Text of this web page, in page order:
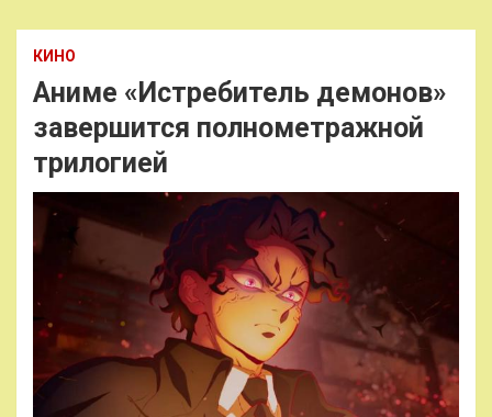
КИНО
Аниме «Истребитель демонов»
завершится полнометражной
трилогией